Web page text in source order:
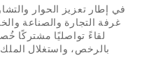
في إطار تعزيز الحوار
غرفة التجارة والصناعة
لقاءً تواصليًا مشتركًا
بالرخص، واستغلال